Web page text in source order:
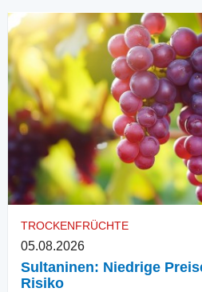
TROCKENFRÜCHTE
05.08.2026
Sultaninen: Niedrige
Risiko